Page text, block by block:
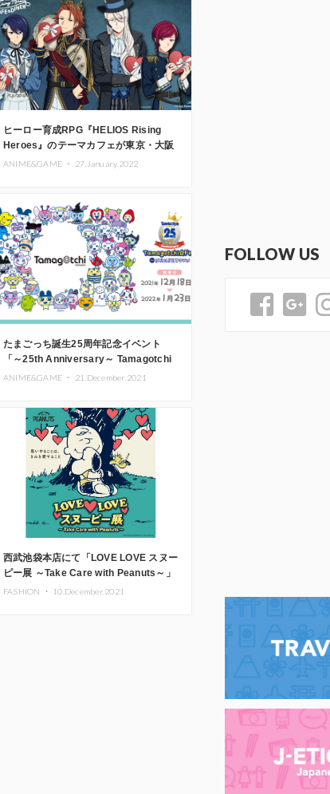
ヒーロー育成RPG『HELIOS Rising
Heroes』のテーマカフェが東京・大阪
に期間限定登場
ANIME&GAME ・ 27.January.2022
たまごっち誕生25周年記念イベント
「～25th Anniversary～ Tamagotchi
Fes. IN NAMJATOWN」開催
ANIME&GAME ・ 21.December.2021
西武池袋本店にて「LOVE LOVE スヌー
ピー展 ～Take Care with Peanuts～」
全国初開催中
FASHION ・ 10.December.2021
FOLLOW US